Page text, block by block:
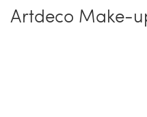
Artdeco Make-